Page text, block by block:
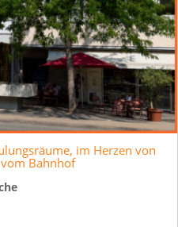
im Herzen von
Bahnhof